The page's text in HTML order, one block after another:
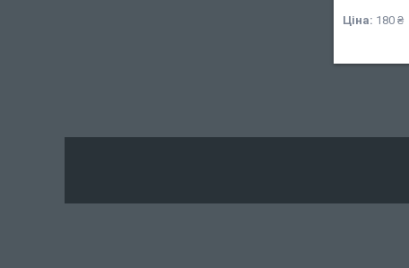
Ціна: 180 ₴